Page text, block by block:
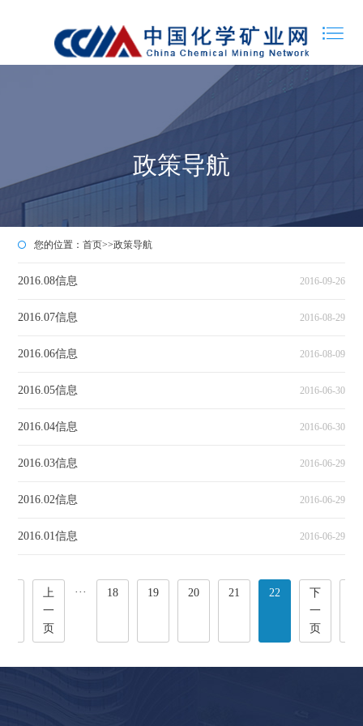
政策导航
您的位置：首页>>政策导航
2016.08信息 2016-09-26
2016.07信息 2016-08-29
2016.06信息 2016-08-09
2016.05信息 2016-06-30
2016.04信息 2016-06-30
2016.03信息 2016-06-29
2016.02信息 2016-06-29
2016.01信息 2016-06-29
上
一
页
··· 18 19 20 21 22
下
一
页